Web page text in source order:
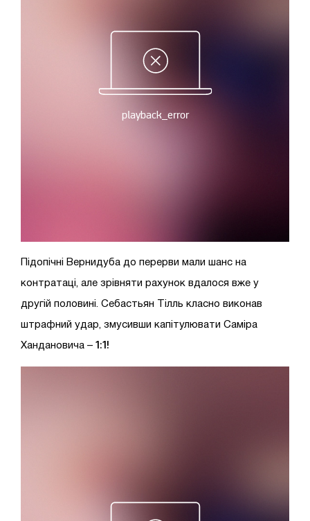
Підопічні Вернидуба до перерви мали шанс на
контратаці, але зрівняти рахунок вдалося вже у
другій половині. Себастьян Тілль класно виконав
штрафний удар, змусивши капітулювати Саміра
Хандановича – 1:1!